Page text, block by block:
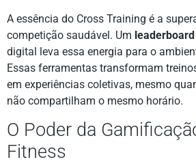
A essência do Cross Training é a
competição saudável. Um
digital leva essa energia para o
Essas ferramentas transformam
em experiências coletivas, mesmo
não compartilham o mesmo horário.
O Poder da
Fitness